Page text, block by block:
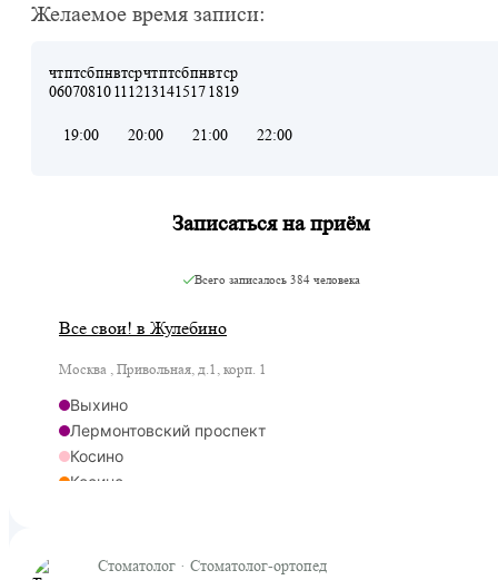
Желаемое время записи:
чт
06
пт
07
сб
08
пн
10
вт
11
ср
12
чт
13
пт
14
сб
15
пн
17
вт
18
ср
19
19:00 20:00 21:00 22:00
Записаться на приём
Всего записалось384 человека
Все свои! в Жулебино
Москва , Привольная, д.1, корп. 1
Выхино
Лермонтовский проспект
Косино
Косино
Стоматолог · Стоматолог-ортопед